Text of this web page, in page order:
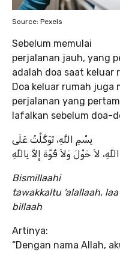
Source: Pexels
Sebelum memulai
perjalanan jauh, yang
adalah doa saat keluar
Doa keluar rumah juga
perjalanan yang
lafalkan sebelum doa-
بِسْمِ اللَّهِ، تَوَكَّلْتُ عَلَى
اللَّهِ، لاَ حَوْلَ وَلاَ قُوَّةَ إِلاَّ بِاللَّهِ
Bismillaahi
tawakkaltu ‘alallaah,
billaah
Artinya:
“Dengan nama Allah,